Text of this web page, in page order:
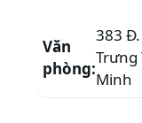
Văn
phòng:
383
Trưng
Minh